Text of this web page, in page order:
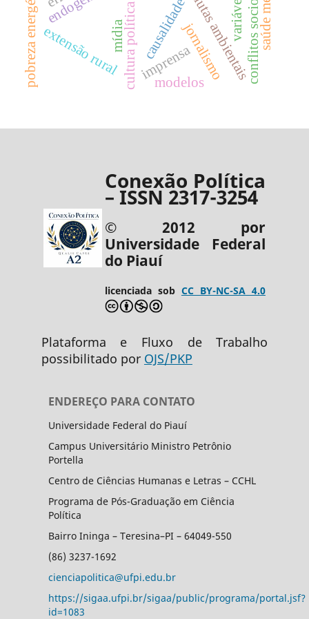
lutas ambientais
cultura política
extensão rural jornalismo
imprensa
mídia
pobreza energética modelos
Conexão Política
– ISSN 2317-3254
© 2012 por
Universidade Federal
do Piauí
licenciada sob CC BY-NC-SA 4.0
Plataforma e Fluxo de Trabalho
possibilitado por OJS/PKP
ENDEREÇO PARA CONTATO
Universidade Federal do Piauí
Campus Universitário Ministro Petrônio
Portella
Centro de Ciências Humanas e Letras – CCHL
Programa de Pós-Graduação em Ciência
Política
Bairro Ininga – Teresina–PI – 64049-550
(86) 3237-1692
cienciapolitica@ufpi.edu.br
https://sigaa.ufpi.br/sigaa/public/programa/portal.jsf?
id=1083